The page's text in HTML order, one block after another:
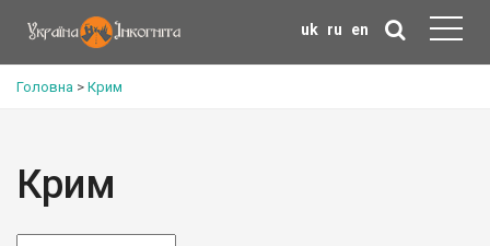
uk ru en
Головна > Крим
Крим